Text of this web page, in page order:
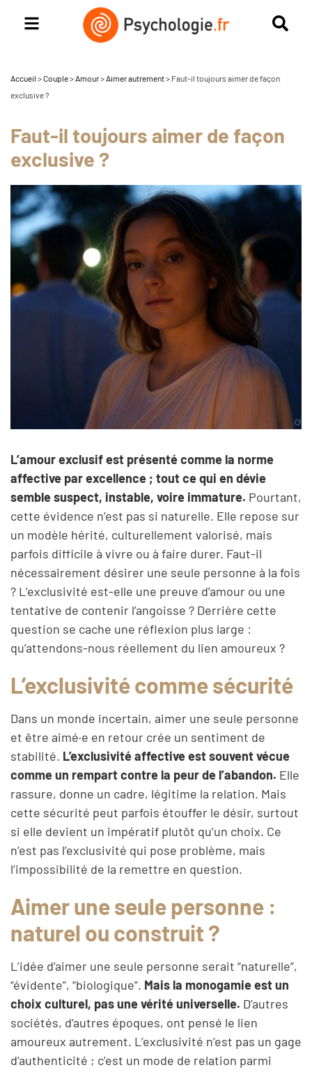
Accueil >Couple> Amour> Aimer autrement> Faut-il toujours aimer de façon
exclusive ?
Faut-il toujours aimer de façon
exclusive ?
L’amour exclusif est présenté comme la norme
affective par excellence ; tout ce qui en dévie
semble suspect, instable, voire immature. Pourtant,
cette évidence n’est pas si naturelle. Elle repose sur
un modèle hérité, culturellement valorisé, mais
parfois difficile à vivre ou à faire durer. Faut-il
nécessairement désirer une seule personne à la fois
? L’exclusivité est-elle une preuve d’amour ou une
tentative de contenir l’angoisse ? Derrière cette
question se cache une réflexion plus large :
qu’attendons-nous réellement du lien amoureux ?
L’exclusivité comme sécurité
Dans un monde incertain, aimer une seule personne
et être aimé·e en retour crée un sentiment de
stabilité. L’exclusivité affective est souvent vécue
comme un rempart contre la peur de l’abandon. Elle
rassure, donne un cadre, légitime la relation. Mais
cette sécurité peut parfois étouffer le désir, surtout
si elle devient un impératif plutôt qu’un choix. Ce
n’est pas l’exclusivité qui pose problème, mais
l’impossibilité de la remettre en question.
Aimer une seule personne :
naturel ou construit ?
L’idée d’aimer une seule personne serait “naturelle”,
“évidente”, “biologique”. Mais la monogamie est un
choix culturel, pas une vérité universelle. D’autres
sociétés, d’autres époques, ont pensé le lien
amoureux autrement. L’exclusivité n’est pas un gage
d’authenticité ; c’est un mode de relation parmi